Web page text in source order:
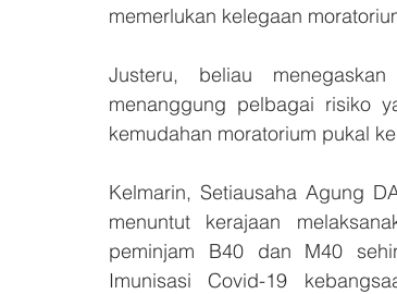
memerlukan kelegaan
Justeru, beliau
menanggung pelbagai risiko
kemudahan moratorium pukal
Kelmarin, Setiausaha Agung
menuntut kerajaan
peminjam B40 dan M40
Imunisasi Covid-19